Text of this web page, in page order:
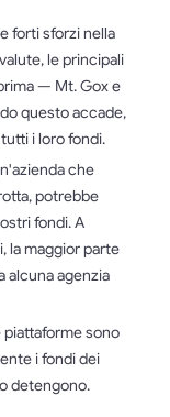
forti sforzi nella
le principali
— Mt. Gox e
questo accade,
i loro fondi.
che
potrebbe
fondi. A
la maggior parte
alcuna agenzia
piattaforme sono
i fondi dei
detengono.